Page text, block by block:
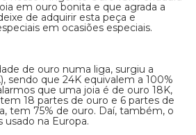
em ouro bonita e que agrada a
de adquirir esta peça e
em ocasiões especiais.
de ouro numa liga, surgiu a
sendo que 24K equivalem a 100%
que uma joia é de ouro 18K,
18 partes de ouro e 6 partes de
tem 75% de ouro. Daí, também, o
na Europa.